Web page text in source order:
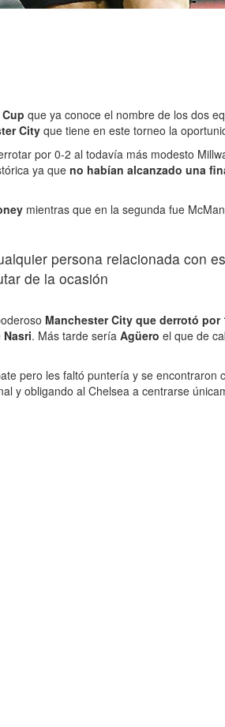
Cup que ya conoce el nombre de los dos
City que tiene en este torneo la
por 0-2 al todavía más modesto
ya que no habían alcanzado una
mientras que en la segunda fue
persona relacionada con
de la ocasión
Manchester City que derrotó por
Nasri. Más tarde sería Agüero el que de
pero les faltó puntería y se encontraron
y obligando al Chelsea a centrarse